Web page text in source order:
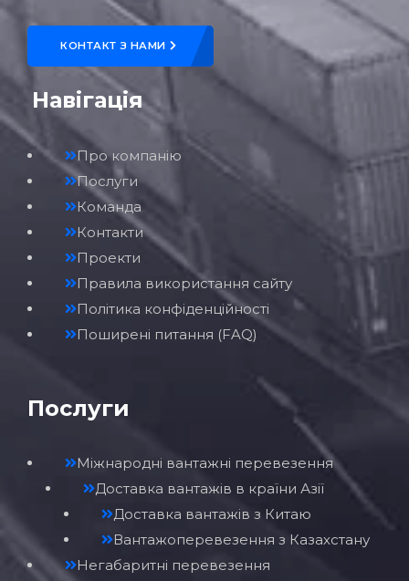
КОНТАКТ З НАМИ
Навігація
Про компанію
Послуги
Команда
Контакти
Проекти
Правила використання сайту
Політика конфіденційності
Поширені питання (FAQ)
Послуги
Міжнародні вантажні перевезення
Доставка вантажів в країни Азії
Доставка вантажів з Китаю
Вантажоперевезення з Казахстану
Негабаритні перевезення